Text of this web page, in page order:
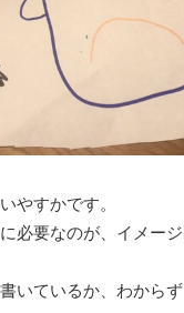
やすかです。
必要なのが、イメー
いているか、わから